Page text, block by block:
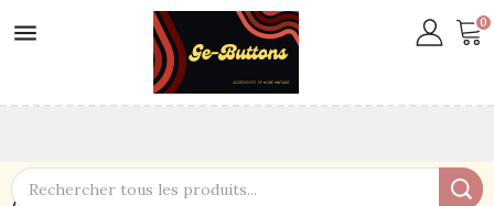
 0
Accessoires